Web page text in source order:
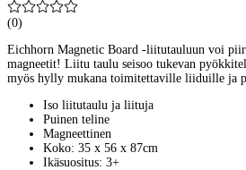
(0)
Eichhorn Magnetic Board -liitutauluun voi
magneetit! Liitu taulu seisoo tukevan
myös hylly mukana toimitettaville liiduille ja
Iso liitutaulu ja liituja
Puinen teline
Magneettinen
Koko: 35 x 56 x 87cm
Ikäsuositus: 3+